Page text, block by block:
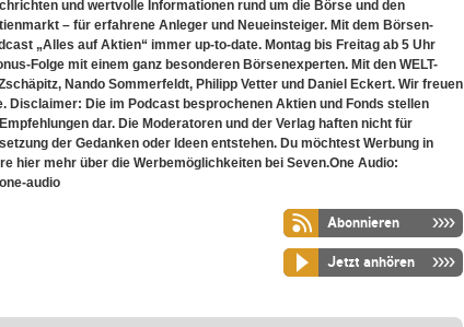
und wertvolle Informationen rund um die Börse und den
– für erfahrene Anleger und Neueinsteiger. Mit dem Börsen-
„Alles auf Aktien“ immer up-to-date. Montag bis Freitag ab 5 Uhr
Folge mit einem ganz besonderen Börsenexperten. Mit den WELT-
Nando Sommerfeldt, Philipp Vetter und Daniel Eckert. Wir freuen
Disclaimer: Die im Podcast besprochenen Aktien und Fonds stellen
dar. Die Moderatoren und der Verlag haften nicht für
der Gedanken oder Ideen entstehen. Du möchtest Werbung in
hier mehr über die Werbemöglichkeiten bei Seven.One Audio:
audio
Abonnieren
Jetzt anhören